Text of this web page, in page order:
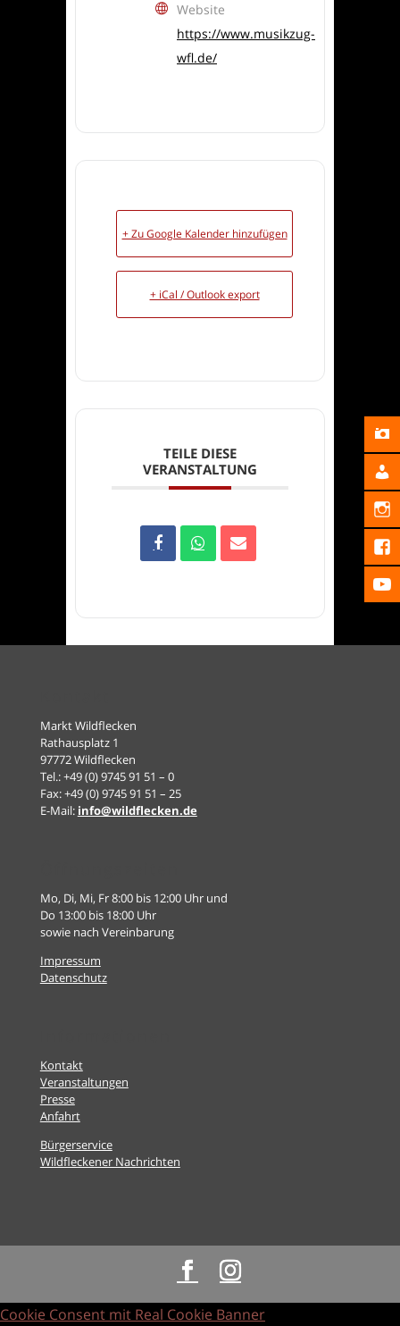
Website
https://www.musikzug-
wfl.de/
+ Zu Google Kalender hinzufügen
+ iCal / Outlook export
TEILE DIESE
VERANSTALTUNG
Markt Wildflecken
Rathausplatz 1
97772 Wildflecken
Tel.: +49 (0) 9745 91 51 – 0
Fax: +49 (0) 9745 91 51 – 25
E-Mail: info@wildflecken.de
Mo, Di, Mi, Fr 8:00 bis 12:00 Uhr und
Do 13:00 bis 18:00 Uhr
sowie nach Vereinbarung
Impressum
Datenschutz
Kontakt
Veranstaltungen
Presse
Anfahrt
Bürgerservice
Wildfleckener Nachrichten
Cookie Consent mit Real Cookie Banner